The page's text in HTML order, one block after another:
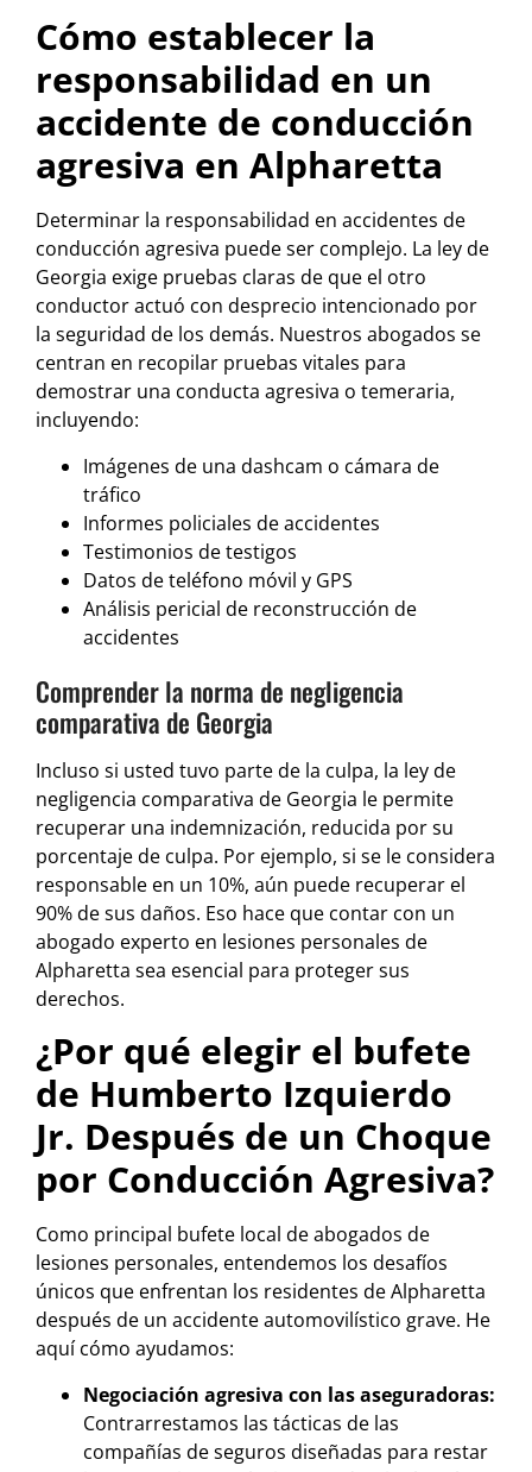
Cómo establecer la
responsabilidad en un
accidente de conducción
agresiva en Alpharetta
Determinar la responsabilidad en accidentes de
conducción agresiva puede ser complejo. La ley de
Georgia exige pruebas claras de que el otro
conductor actuó con desprecio intencionado por
la seguridad de los demás. Nuestros abogados se
centran en recopilar pruebas vitales para
demostrar una conducta agresiva o temeraria,
incluyendo:
Imágenes de una dashcam o cámara de
tráfico
Informes policiales de accidentes
Testimonios de testigos
Datos de teléfono móvil y GPS
Análisis pericial de reconstrucción de
accidentes
Comprender la norma de negligencia
comparativa de Georgia
Incluso si usted tuvo parte de la culpa, la ley de
negligencia comparativa de Georgia le permite
recuperar una indemnización, reducida por su
porcentaje de culpa. Por ejemplo, si se le considera
responsable en un 10%, aún puede recuperar el
90% de sus daños. Eso hace que contar con un
abogado experto en lesiones personales de
Alpharetta sea esencial para proteger sus
derechos.
¿Por qué elegir el bufete
de Humberto Izquierdo
Jr. Después de un Choque
por Conducción Agresiva?
Como principal bufete local de abogados de
lesiones personales, entendemos los desafíos
únicos que enfrentan los residentes de Alpharetta
después de un accidente automovilístico grave. He
aquí cómo ayudamos:
Negociación agresiva con las aseguradoras:
Contrarrestamos las tácticas de las
compañías de seguros diseñadas para restar